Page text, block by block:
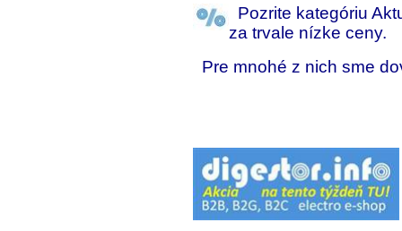
Pozrite kategóriu
za trvale nízke ceny.
Pre mnohé z nich sme